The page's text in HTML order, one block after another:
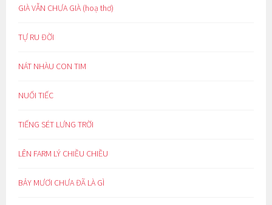
GIÀ VẪN CHƯA GIÀ (hoạ thơ)
TỰ RU ĐỜI
NÁT NHÀU CON TIM
NUỐI TIẾC
TIẾNG SÉT LƯNG TRỜI
LÊN FARM LÝ CHIỀU CHIỀU
BẢY MƯƠI CHƯA ĐÃ LÀ GÌ